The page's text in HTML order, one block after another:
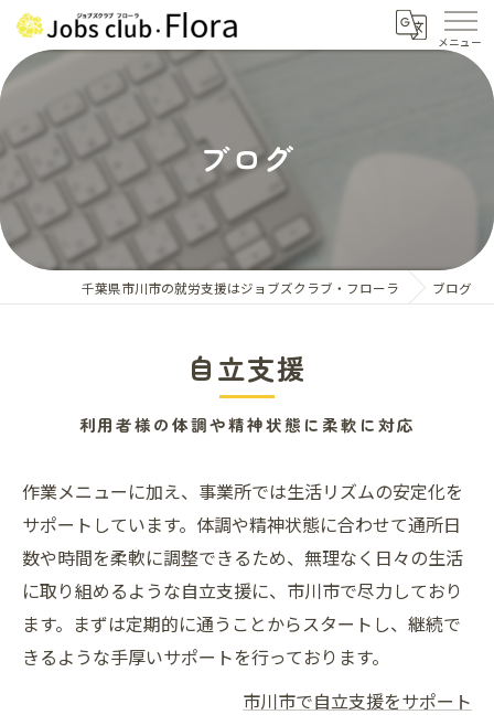
ブログ
千葉県市川市の就労支援はジョブズクラブ・フローラ ブログ
自立支援
利用者様の体調や精神状態に柔軟に対応
作業メニューに加え、事業所では生活リズムの安定化を
サポートしています。体調や精神状態に合わせて通所日
数や時間を柔軟に調整できるため、無理なく日々の生活
に取り組めるような自立支援に、市川市で尽力しており
ます。まずは定期的に通うことからスタートし、継続で
きるような手厚いサポートを行っております。
市川市で自立支援をサポート